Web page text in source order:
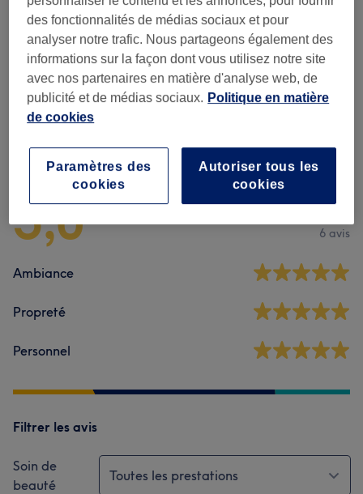
Massage Classique (3 ) à partir de 90 €
Massage Équilibre (1) à partir de 90 €
Avis sur l'établissement
5,0 6 avis
Ambiance
Propreté
Personnel
Filtrer les avis
Soin de
beauté
Toutes les prestations
des fonctionnalités de médias sociaux et pour
analyser notre trafic. Nous partageons également des
informations sur la façon dont vous utilisez notre site
avec nos partenaires en matière d'analyse web, de
publicité et de médias sociaux. Politique en matière
de cookies
Autoriser tous les
cookies
Paramètres des
cookies